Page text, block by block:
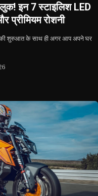
इन 7 स्टाइलिश LED
प्रीमियम रोशनी
की शुरुआत के साथ ही अगर आप अपने घर